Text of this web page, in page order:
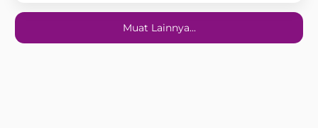
Muat Lainnya...